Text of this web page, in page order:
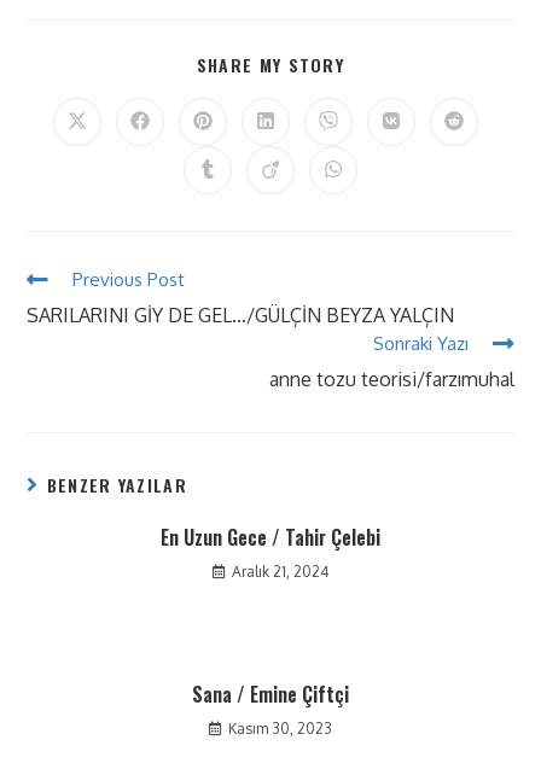
SHARE MY STORY
Previous Post
SARILARINI GİY DE GEL…/GÜLÇİN BEYZA YALÇIN
Sonraki Yazı
anne tozu teorisi/farzımuhal
BENZER YAZILAR
En Uzun Gece / Tahir Çelebi
Aralık 21, 2024
Sana / Emine Çiftçi
Kasım 30, 2023